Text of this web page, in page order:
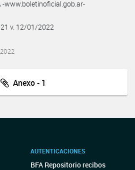
-www.boletinoficial.gob.ar-
v. 12/01/2022
Anexo - 1
AUTENTICACIONES
BFA Repositorio recibos